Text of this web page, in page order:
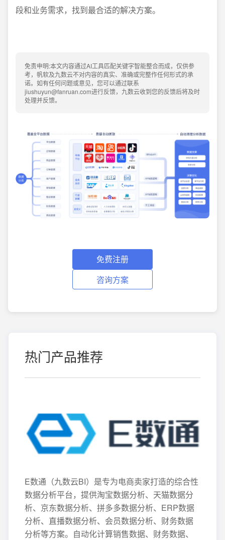
段和业务需求，找到最合适的解决方案。
免责申明:本文内容通过AI工具匹配关键字智能整合而成，仅供参
考，帆软及九数云不对内容的真实、准确或完整作任何形式的承
诺。如有任何问题或意见，您可以通过联系
jiushuyun@fanruan.com进行反馈，九数云收到您的反馈后将及时
处理并反馈。
免费注册
咨询方案
热门产品推荐
E数通（九数云BI）是专为电商卖家打造的综合性
数据分析平台，提供淘宝数据分析、天猫数据分
析、京东数据分析、拼多多数据分析、ERP数据
分析、直播数据分析、会员数据分析、财务数据
分析等方案。自动化计算销售数据、财务数据、